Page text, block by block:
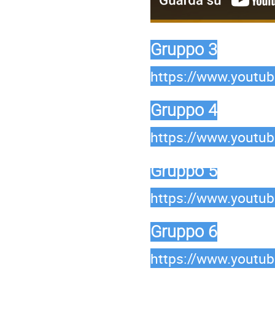
Gruppo 3
https://
Gruppo 4
https://
Gruppo 5
https://
Gruppo 6
https://